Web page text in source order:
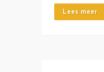
Lees meer